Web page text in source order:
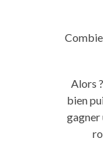
Alors
bien
gagner